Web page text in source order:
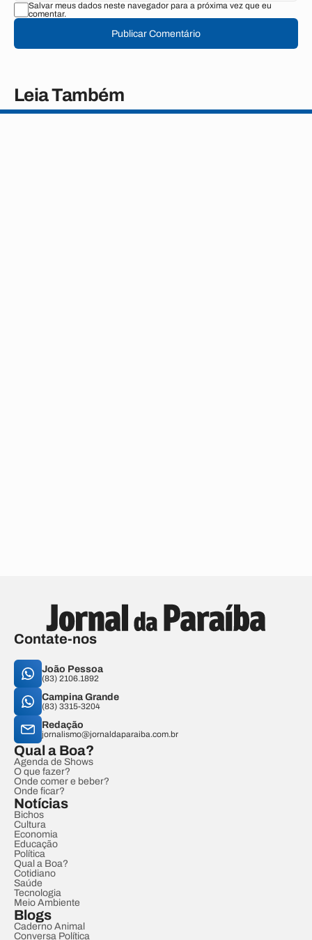
Salvar meus dados neste navegador para a próxima vez que eu
comentar.
Publicar Comentário
Leia Também
Contate-nos
João Pessoa
(83) 2106.1892
Campina Grande
(83) 3315-3204
Redação
jornalismo@jornaldaparaiba.com.br
Qual a Boa?
Agenda de Shows
O que fazer?
Onde comer e beber?
Onde ficar?
Notícias
Bichos
Cultura
Economia
Educação
Política
Qual a Boa?
Cotidiano
Saúde
Tecnologia
Meio Ambiente
Blogs
Caderno Animal
Conversa Política